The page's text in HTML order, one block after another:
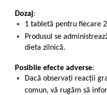
Dozaj:
1 tabletă pentru fiecare
Produsul se
dieta zilnică.
Posibile efecte adverse:
Dacă observaţi reacţii
comun, vă rugăm să